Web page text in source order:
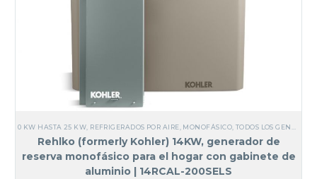
0 KW HASTA 25 KW REFRIGERADOS POR AIRE MONOFÁSICO, TODOS LOS GENERADORES
Rehlko (formerly Kohler) 14KW, generador de
reserva monofásico para el hogar con gabinete de
aluminio | 14RCAL-200SELS